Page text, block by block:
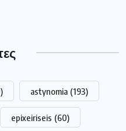
astynomia (193)
epixeiriseis (60)